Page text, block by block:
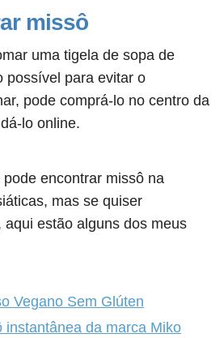
missô
uma tigela de sopa de
possível para evitar o
pode comprá-lo no centro da
lo online.
encontrar missô na
mas se quiser
estão alguns dos meus
Vegano Sem Glúten
instantânea da marca Miko